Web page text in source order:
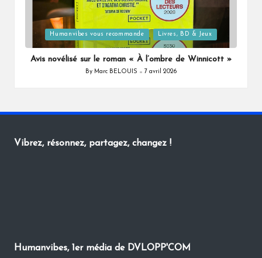
Posted
in
Humanvibes vous recommande Livres, BD & Jeux
Avis novélisé sur le roman « À l’ombre de Winnicott »
Posted
By Marc BELOUIS 7 avril 2026
Vibrez, résonnez, partagez, changez !
Humanvibes, 1er média de DVLOPP'COM